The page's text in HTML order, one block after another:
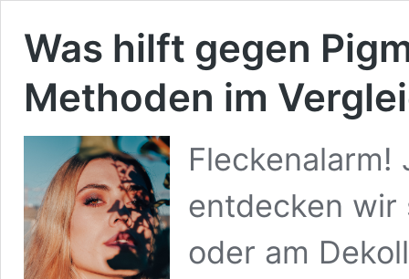
Was hilft gegen
Methoden im
entdecken wir
oder am